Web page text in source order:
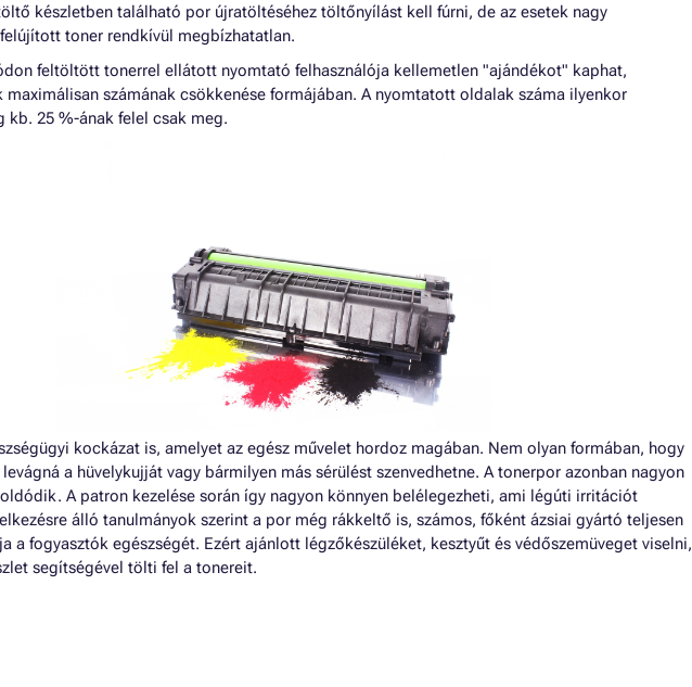
készletben található por újratöltéséhez töltőnyílást kell fúrni, de az esetek nagy
toner rendkívül megbízhatatlan.
feltöltött tonerrel ellátott nyomtató felhasználója kellemetlen "ajándékot" kaphat,
számának csökkenése formájában. A nyomtatott oldalak száma ilyenkor
kb. 25 %-ának felel csak meg.
kockázat is, amelyet az egész művelet hordoz magában. Nem olyan formában, hogy
a hüvelykujját vagy bármilyen más sérülést szenvedhetne. A tonerpor azonban nagyon
A patron kezelése során így nagyon könnyen belélegezheti, ami légúti irritációt
álló tanulmányok szerint a por még rákkeltő is, számos, főként ázsiai gyártó teljesen
a fogyasztók egészségét. Ezért ajánlott légzőkészüléket, kesztyűt és védőszemüveget viselni,
segítségével tölti fel a tonereit.